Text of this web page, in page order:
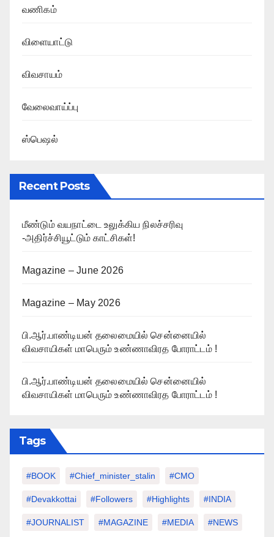
வணிகம்
விளையாட்டு
விவசாயம்
வேலைவாய்ப்பு
ஸ்பெஷல்
Recent Posts
மீண்டும் வயநாட்டை உலுக்கிய நிலச்சரிவு
-அதிர்ச்சியூட்டும் காட்சிகள்!
Magazine – June 2026
Magazine – May 2026
பி.ஆர்.பாண்டியன் தலைமையில் சென்னையில்
விவசாயிகள் மாபெரும் உண்ணாவிரத போராட்டம் !
பி.ஆர்.பாண்டியன் தலைமையில் சென்னையில்
விவசாயிகள் மாபெரும் உண்ணாவிரத போராட்டம் !
Tags
#BOOK #chief_minister_stalin #CMO
#devakkottai #followers #highlights #INDIA
#JOURNALIST #MAGAZINE #MEDIA #NEWS